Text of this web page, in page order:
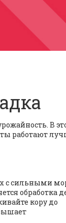
В
работают
с сильными
обработка
кору до